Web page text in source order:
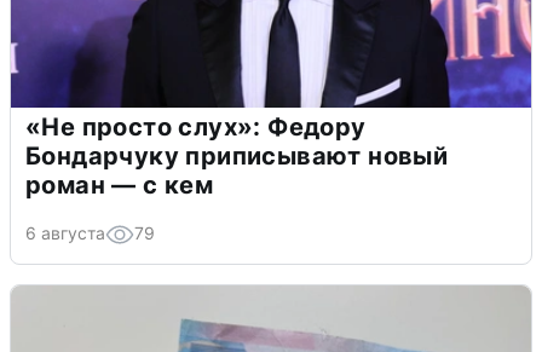
«Не просто слух»: Федору
Бондарчуку приписывают новый
роман — с кем
6 августа 79